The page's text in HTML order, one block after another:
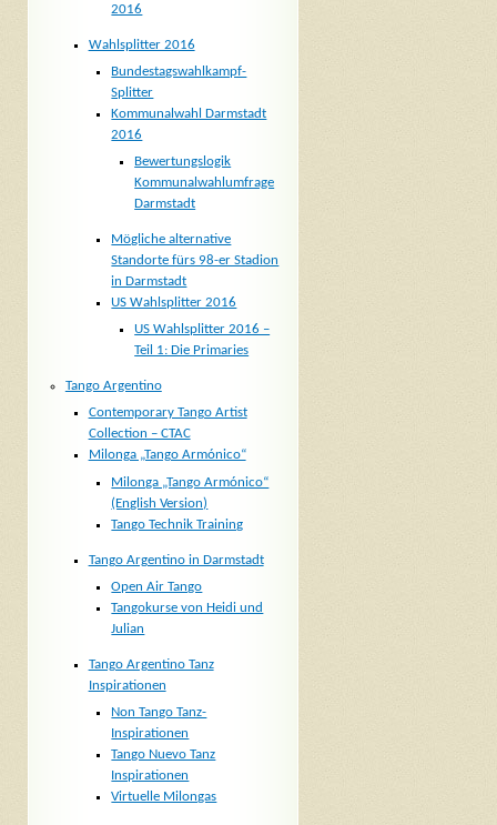
2016
Wahlsplitter 2016
Bundestagswahlkampf-
Splitter
Kommunalwahl Darmstadt
2016
Bewertungslogik
Kommunalwahlumfrage
Darmstadt
Mögliche alternative
Standorte fürs 98-er Stadion
in Darmstadt
US Wahlsplitter 2016
US Wahlsplitter 2016 –
Teil 1: Die Primaries
Tango Argentino
Contemporary Tango Artist
Collection – CTAC
Milonga „Tango Armónico“
Milonga „Tango Armónico“
(English Version)
Tango Technik Training
Tango Argentino in Darmstadt
Open Air Tango
Tangokurse von Heidi und
Julian
Tango Argentino Tanz
Inspirationen
Non Tango Tanz-
Inspirationen
Tango Nuevo Tanz
Inspirationen
Virtuelle Milongas